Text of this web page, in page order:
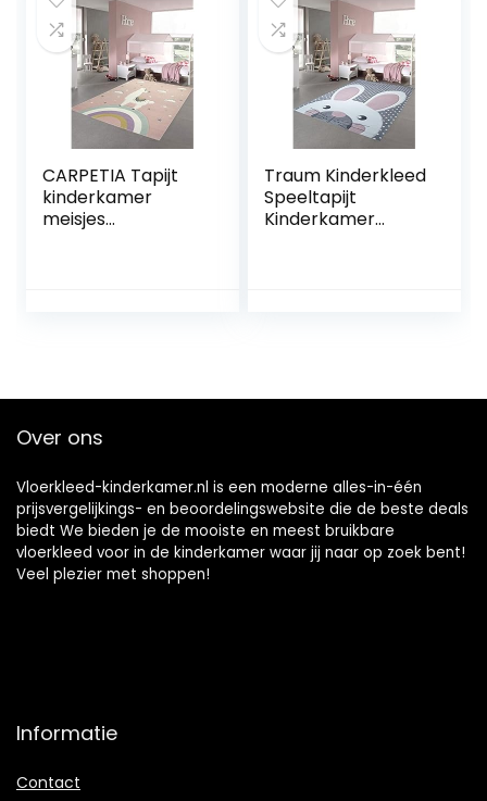
Kruipend
Vloerkleed,Light
yellow,120 * 160cm
Matsoundproof
Tapijt 160X200CM
CARPETIA Tapijt
kinderkamer
meisjes
Traum Kinderkleed
Speeltapijt
Kinderkamer
Over ons
Vloerkleed-kinderkamer.nl is een moderne alles-in-één
prijsvergelijkings- en beoordelingswebsite die de beste deals
biedt We bieden je de mooiste en meest bruikbare
vloerkleed voor in de kinderkamer waar jij naar op zoek bent!
Veel plezier met shoppen!
Informatie
Contact